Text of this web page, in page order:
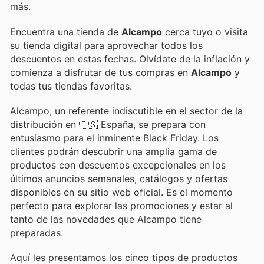
más.
Encuentra una tienda de Alcampo cerca tuyo o visita
su tienda digital para aprovechar todos los
descuentos en estas fechas. Olvídate de la inflación y
comienza a disfrutar de tus compras en Alcampo y
todas tus tiendas favoritas.
Alcampo, un referente indiscutible en el sector de la
distribución en 🇪🇸 España, se prepara con
entusiasmo para el inminente Black Friday. Los
clientes podrán descubrir una amplia gama de
productos con descuentos excepcionales en los
últimos anuncios semanales, catálogos y ofertas
disponibles en su sitio web oficial. Es el momento
perfecto para explorar las promociones y estar al
tanto de las novedades que Alcampo tiene
preparadas.
Aquí les presentamos los cinco tipos de productos